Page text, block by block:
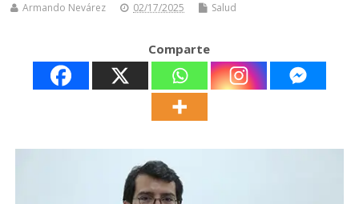
Armando Nevárez 02/17/2025 Salud
Comparte